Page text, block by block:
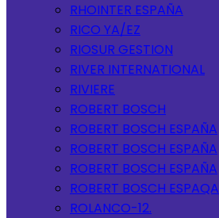
RHOINTER ESPAÑA
RICO YA/EZ
RIOSUR GESTION
RIVER INTERNATIONAL
RIVIERE
ROBERT BOSCH
ROBERT BOSCH ESPAÑA
ROBERT BOSCH ESPAÑA
ROBERT BOSCH ESPAÑA
ROBERT BOSCH ESPAQA
ROLANCO-12.